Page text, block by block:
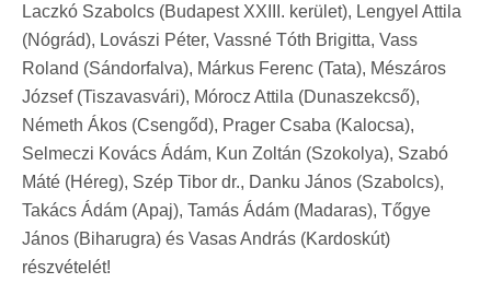
Laczkó Szabolcs (Budapest XXIII. kerület), Lengyel Attila
(Nógrád), Lovászi Péter, Vassné Tóth Brigitta, Vass
Roland (Sándorfalva), Márkus Ferenc (Tata), Mészáros
József (Tiszavasvári), Mórocz Attila (Dunaszekcső),
Németh Ákos (Csengőd), Prager Csaba (Kalocsa),
Selmeczi Kovács Ádám, Kun Zoltán (Szokolya), Szabó
Máté (Héreg), Szép Tibor dr., Danku János (Szabolcs),
Takács Ádám (Apaj), Tamás Ádám (Madaras), Tőgye
János (Biharugra) és Vasas András (Kardoskút)
részvételét!